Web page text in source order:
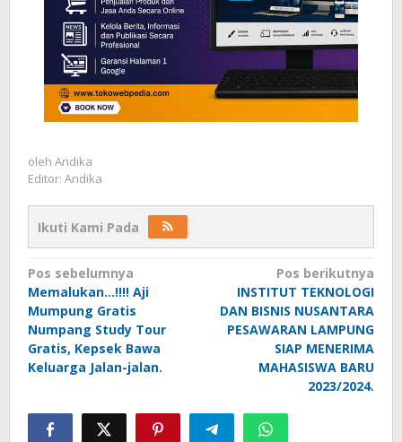
oleh Andika
Editor: Andika
Ikuti Kami Pada
Navigasi
pos
Pos sebelumnya
Memalukan…!!!! Aji
Mumpung Gratis
Numpang Study Tour
Gratis, Kepsek Bawa
Keluarga Jalan-jalan.
Pos berikutnya
INSTITUT TEKNOLOGI
DAN BISNIS NUSANTARA
PESAWARAN LAMPUNG
SIAP MENERIMA
MAHASISWA BARU
2023/2024.